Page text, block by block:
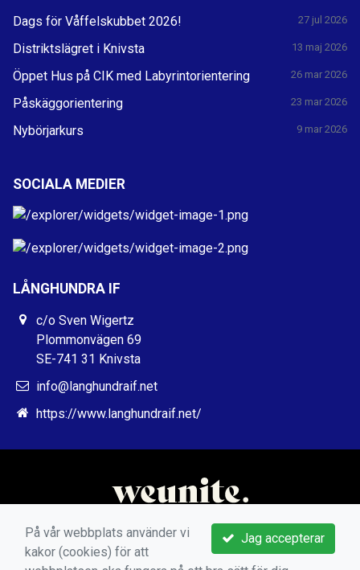
Dags för Våffelskubbet 2026! 27 jul 2026
Distriktslägret i Knivsta 13 maj 2026
Öppet Hus på CIK med Labyrintorientering 26 mar 2026
Påskäggorientering 23 mar 2026
Nybörjarkurs 9 mar 2026
SOCIALA MEDIER
LÅNGHUNDRA IF
c/o Sven Wigertz
Plommonvägen 69
SE-741 31 Knivsta
info@langhundraif.net
https://www.langhundraif.net/
Jag accepterar
På vår webbplats använder vi
kakor (cookies) för att